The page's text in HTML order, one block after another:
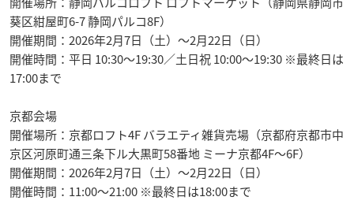
葵区紺屋町6-7 静岡パルコ8F）
開催期間：2026年2月7日（土）〜2月22日（日）
開催時間：平日 10:30〜19:30／土日祝 10:00〜19:30 ※最終日は
17:00まで
京都会場
開催場所：京都ロフト4F バラエティ雑貨売場（京都府京都市中
京区河原町通三条下ル大黒町58番地 ミーナ京都4F〜6F）
開催期間：2026年2月7日（土）〜2月22日（日）
開催時間：11:00〜21:00 ※最終日は18:00まで